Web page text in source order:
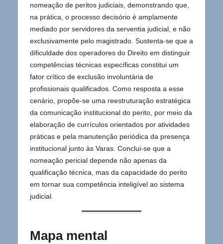
nomeação de peritos judiciais, demonstrando que,
na prática, o processo decisório é amplamente
mediado por servidores da serventia judicial, e não
exclusivamente pelo magistrado. Sustenta-se que a
dificuldade dos operadores do Direito em distinguir
competências técnicas específicas constitui um
fator crítico de exclusão involuntária de
profissionais qualificados. Como resposta a esse
cenário, propõe-se uma reestruturação estratégica
da comunicação institucional do perito, por meio da
elaboração de currículos orientados por atividades
práticas e pela manutenção periódica da presença
institucional junto às Varas. Conclui-se que a
nomeação pericial depende não apenas da
qualificação técnica, mas da capacidade do perito
em tornar sua competência inteligível ao sistema
judicial.
Mapa mental